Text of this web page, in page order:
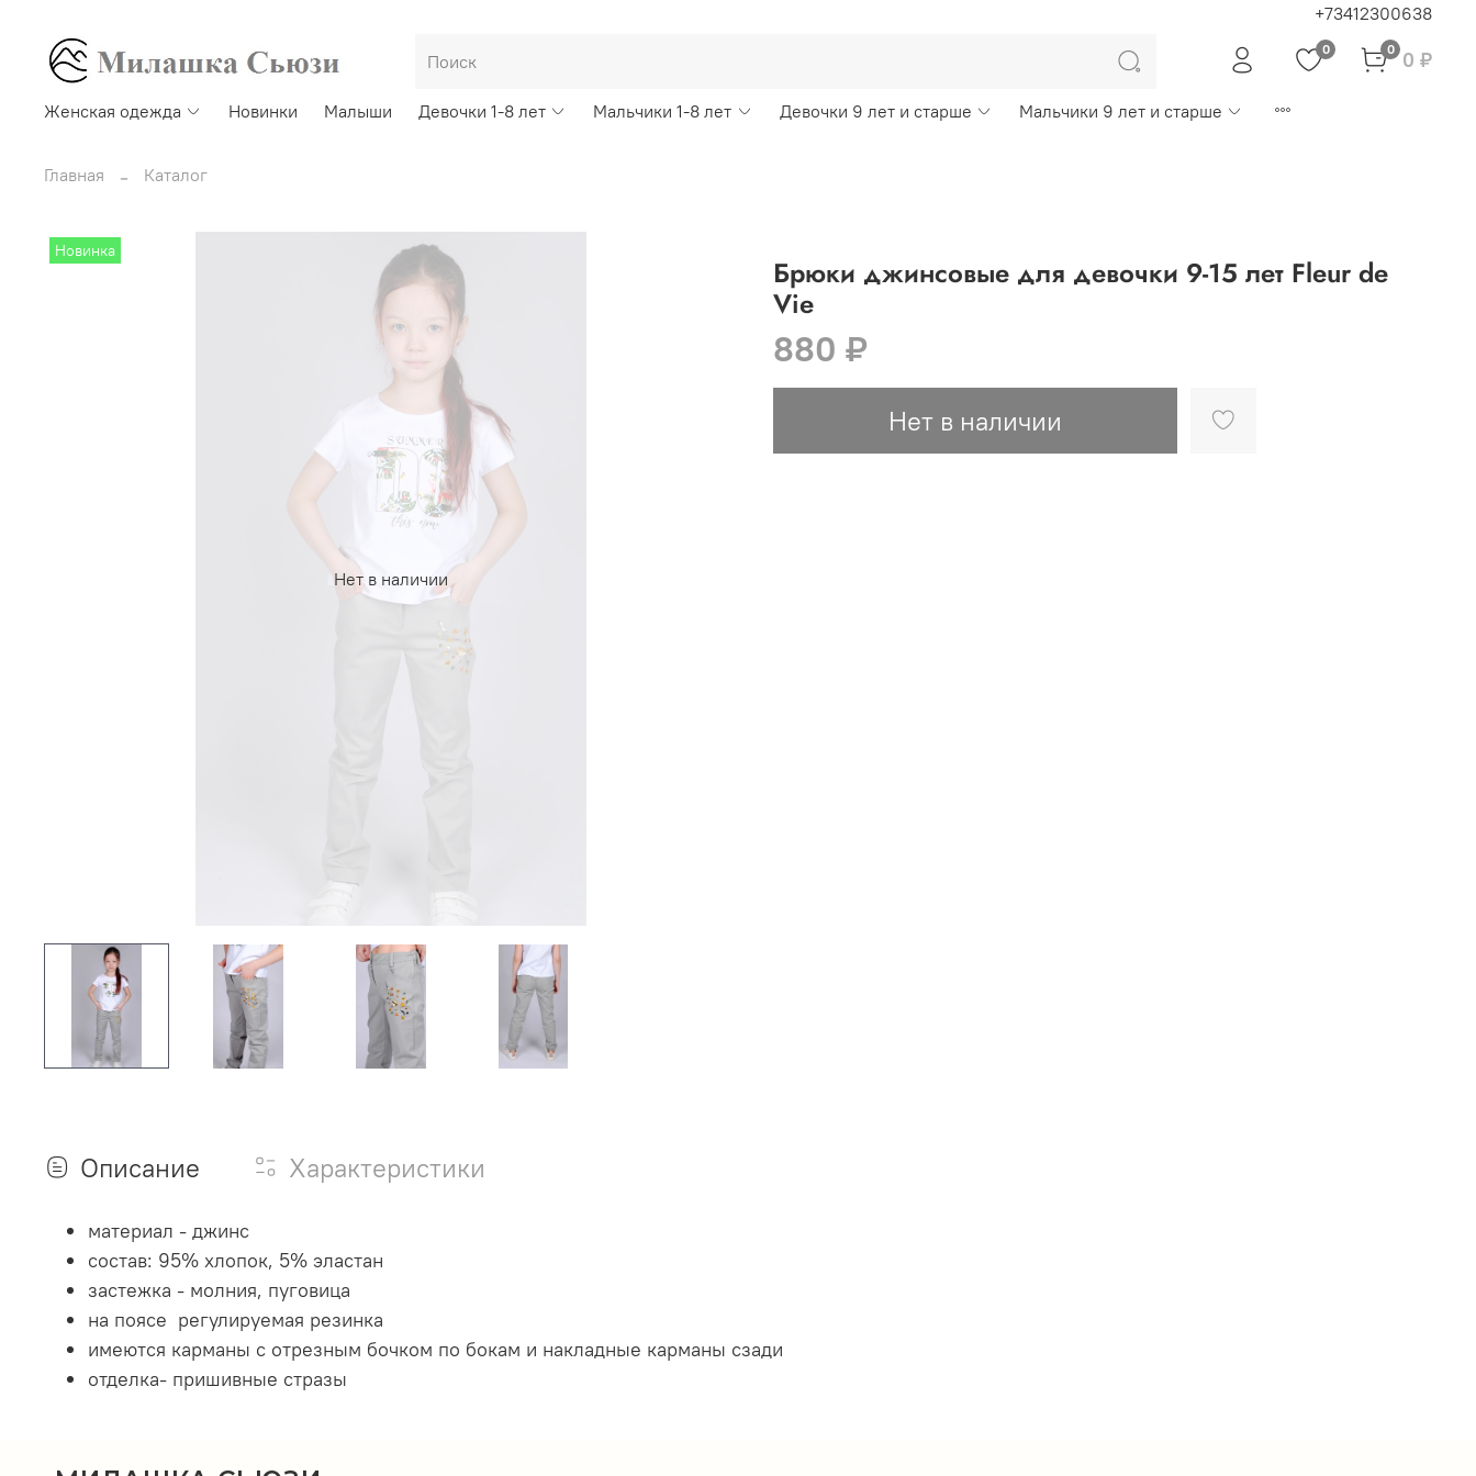
+73412300638
0 0 0 ₽
Женская одежда Новинки Малыши Девочки 1-8 лет Мальчики 1-8 лет Девочки 9 лет и старше Мальчики 9 лет и старше
Главная Каталог
Нет в наличии
Новинка
Брюки джинсовые для девочки 9-15 лет Fleur de
Vie
880 ₽
Нет в наличии
Описание Характеристики
материал - джинс
состав: 95% хлопок, 5% эластан
застежка - молния, пуговица
на поясе регулируемая резинка
имеются карманы с отрезным бочком по бокам и накладные карманы сзади
отделка- пришивные стразы